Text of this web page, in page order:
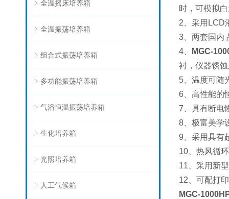
全温摇床培养箱
全温振荡培养箱
组合式振荡培养箱
多功能振荡培养箱
气浴恒温振荡培养箱
生化培养箱
光照培养箱
人工气候箱
时，可模拟
2、采用 LCD
3、两套国内
4、
MGC-
衬，仪器锈
5、温度可随
6、高性能的
7、具有断电
8、极富美学
9、采用具有
10 、热风循
11 、采用新
12 、可配打
MGC-